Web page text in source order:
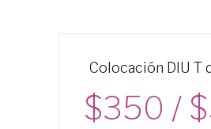
Colocación DIU T
$350 /